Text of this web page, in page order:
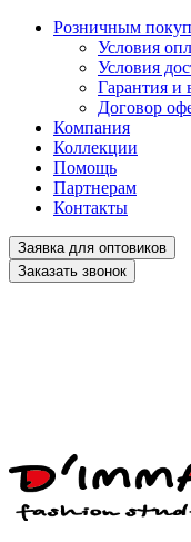
Розничным
Условия
Условия
Гарантия и
Договор
Компания
Коллекции
Помощь
Партнерам
Контакты
Заявка для оптовиков
Заказать звонок